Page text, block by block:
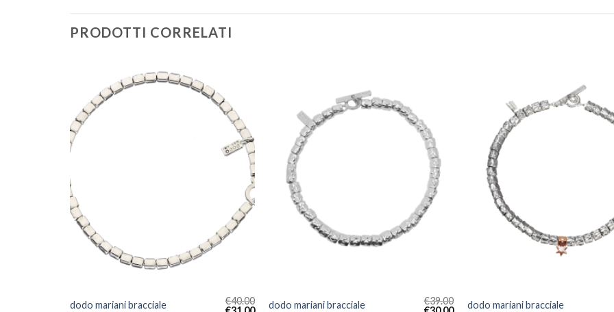
PRODOTTI CORRELATI
dodo mariani bracciale €40.00
dodo mariani bracciale €39.00
dodo mariani bracciale